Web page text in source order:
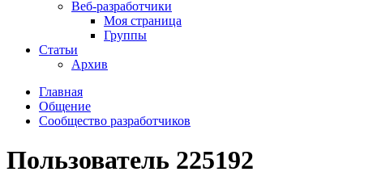
Веб-разработчики
Моя страница
Группы
Статьи
Архив
Главная
Общение
Сообщество разработчиков
Пользователь 225192